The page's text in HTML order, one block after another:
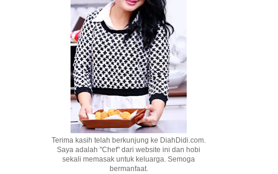
Terima kasih telah berkunjung ke DiahDidi.com.
Saya adalah "Chef" dari website ini dan hobi
sekali memasak untuk keluarga. Semoga
bermanfaat.